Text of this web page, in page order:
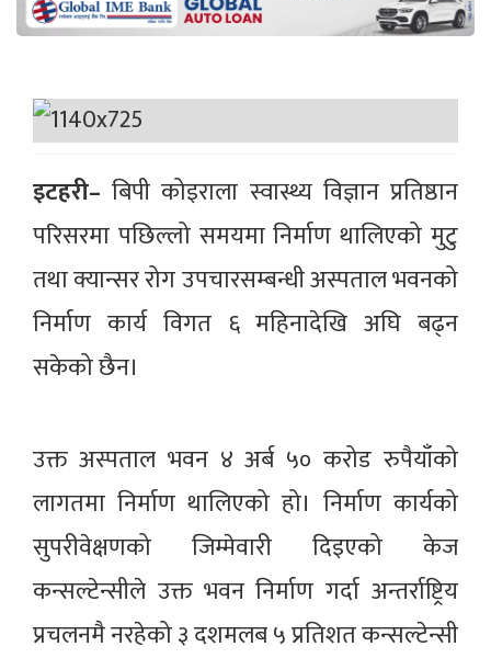
इटहरी–बिपी कोइराला स्वास्थ्य विज्ञान प्रतिष्ठान
परिसरमा पछिल्लो समयमा निर्माण थालिएको मुटु
तथा क्यान्सर रोग उपचारसम्बन्धी अस्पताल भवनको
निर्माण कार्य विगत ६ महिनादेखि अघि बढ्न
सकेको छैन।
उक्त अस्पताल भवन ४ अर्ब ५० करोड रुपैयाँको
लागतमा निर्माण थालिएको हो। निर्माण कार्यको
सुपरीवेक्षणको जिम्मेवारी दिइएको केज
कन्सल्टेन्सीले उक्त भवन निर्माण गर्दा अन्तर्राष्ट्रिय
प्रचलनमै नरहेको ३ दशमलब ५ प्रतिशत कन्सल्टेन्सी